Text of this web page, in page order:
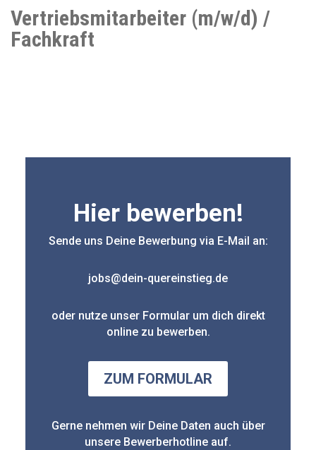
Vertriebsmitarbeiter (m/w/d) /
Fachkraft
Hier bewerben!
Sende uns Deine Bewerbung via E-Mail an:
jobs@dein-quereinstieg.de
oder nutze unser Formular um dich direkt
online zu bewerben.
ZUM FORMULAR
Gerne nehmen wir Deine Daten auch über
unsere Bewerberhotline auf.